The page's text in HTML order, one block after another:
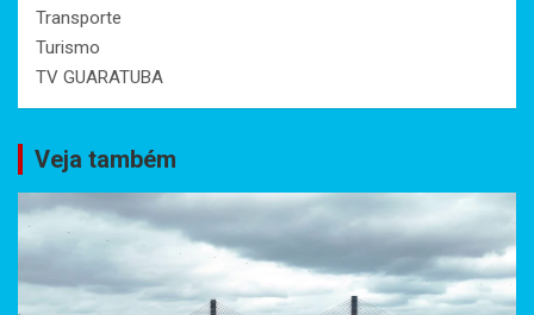
Transporte
Turismo
TV GUARATUBA
Veja também